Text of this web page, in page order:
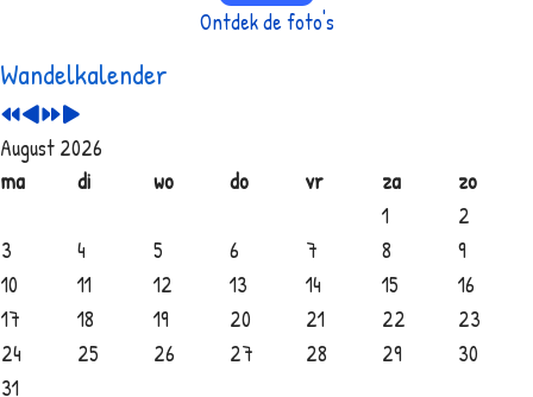
Ontdek de foto's
Wandelkalender
August 2026
ma
di wo do vr za
zo
1
2
3
4 5 6 7 8
9
10
11 12 13 14 15
16
17
18 19 20 21 22
23
24
25 26 27 28 29
30
31